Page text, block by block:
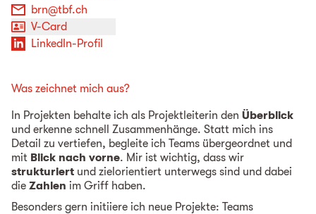
brn@tbf.ch
V-Card
LinkedIn-Profil
Was zeichnet mich aus?
In Projekten behalte ich als Projektleiterin den Überblick
und erkenne schnell Zusammenhänge. Statt mich ins
Detail zu vertiefen, begleite ich Teams übergeordnet und
mit Blick nach vorne. Mir ist wichtig, dass wir
strukturiert und zielorientiert unterwegs sind und dabei
die Zahlen im Griff haben.
Besonders gern initiiere ich neue Projekte: Teams